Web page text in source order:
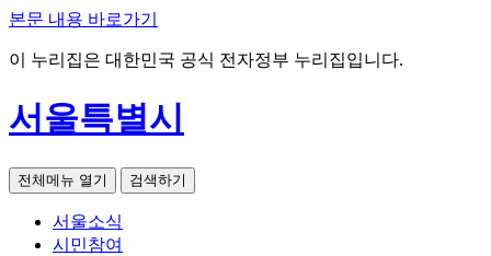
본문 내용 바로가기
이 누리집은 대한민국 공식 전자정부 누리집입니다.
서울특별시
전체메뉴 열기 검색하기
서울소식
시민참여